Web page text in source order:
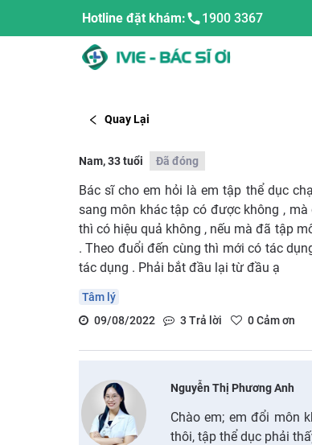
Hotline đặt khám: 1900 3367
Quay Lại
Nam, 33 tuổi Đã đóng
Bác sĩ cho em hỏi là em tập thể dục
sang môn khác tập có được không ,
thì có hiệu quả không , nếu mà đã tập
. Theo đuổi đến cùng thì mới có tác
tác dụng . Phải bắt đầu lại từ đầu ạ
Tâm lý
09/08/2022
3 Trả lời 0Cảm ơn
Nguyễn Thị Phương Anh
Chào em; em đổi môn
thôi, tập thể dục phải